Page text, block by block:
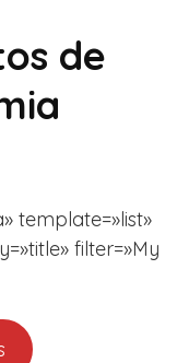
de
template=»list»
filter=»My